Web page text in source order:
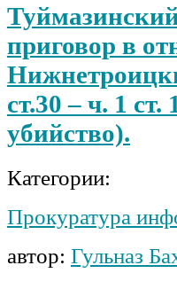
приговор в
ст.30 – ч. 1
убийство).
Категории:
Прокуратура
автор: Гульназ